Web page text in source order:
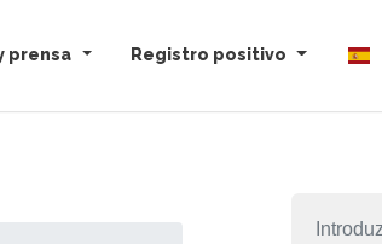
prensa Registro positivo